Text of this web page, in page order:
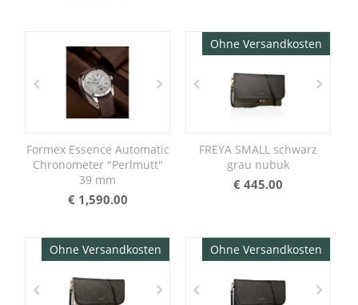
Formex Essence Automatic
Chronometer "Perlmutt"
39 mm
€ 1,590.00
Ohne Versandkosten
FREYA SMALL schwarz
grau nubuk
€ 445.00
Ohne Versandkosten Ohne Versandkosten